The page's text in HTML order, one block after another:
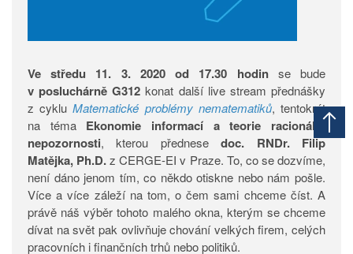
Ve středu 11. 3. 2020 od 17.30 hodinse bude
v posluchárně G312 konat další live stream přednášky
z cykluMatematické problémy nematematiků, tentokrát
na téma Ekonomie informací a teorie racionální
nepozornosti, kterou přednesedoc. RNDr. Filip
Matějka, Ph.D.z CERGE-EI v Praze. To, co se dozvíme,
není dáno jenom tím, co někdo otiskne nebo nám pošle.
Více a více záleží na tom, o čem sami chceme číst. A
právě náš výběr tohoto malého okna, kterým se chceme
dívat na svět pak ovlivňuje chování velkých firem, celých
pracovních i finančních trhů nebo politiků.